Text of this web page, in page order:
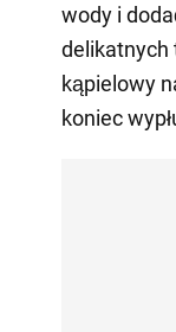
wody i
delikatnych
kąpielowy
koniec